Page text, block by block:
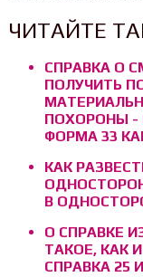
ЧИТАЙТЕ
СПРАВКА О
ПОЛУЧИТЬ
ПОХОРОНЫ -
ФОРМА 33
КАК
В
О СПРАВКЕ
ТАКОЕ, КАК
СПРАВКА 25